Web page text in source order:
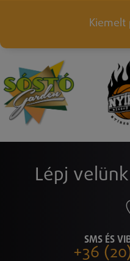
Kiemelt
Lépj velünk
SMS ÉS
+36